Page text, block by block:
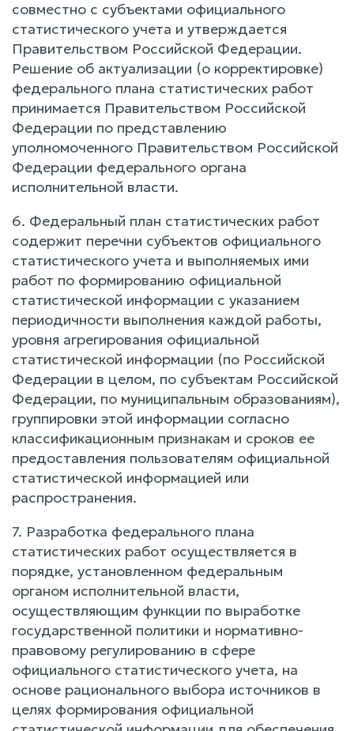
совместно с субъектами официального
статистического учета и утверждается
Правительством Российской Федерации.
Решение об актуализации (о корректировке)
федерального плана статистических работ
принимается Правительством Российской
Федерации по представлению
уполномоченного Правительством Российской
Федерации федерального органа
исполнительной власти.
6. Федеральный план статистических работ
содержит перечни субъектов официального
статистического учета и выполняемых ими
работ по формированию официальной
статистической информации с указанием
периодичности выполнения каждой работы,
уровня агрегирования официальной
статистической информации (по Российской
Федерации в целом, по субъектам Российской
Федерации, по муниципальным образованиям),
группировки этой информации согласно
классификационным признакам и сроков ее
предоставления пользователям официальной
статистической информацией или
распространения.
7. Разработка федерального плана
статистических работ осуществляется в
порядке, установленном федеральным
органом исполнительной власти,
осуществляющим функции по выработке
государственной политики и нормативно-
правовому регулированию в сфере
официального статистического учета, на
основе рационального выбора источников в
целях формирования официальной